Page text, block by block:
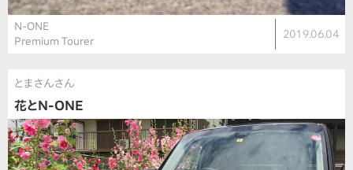
N-ONE
Premium Tourer
2019.06.04
とまさんさん
花とN-ONE